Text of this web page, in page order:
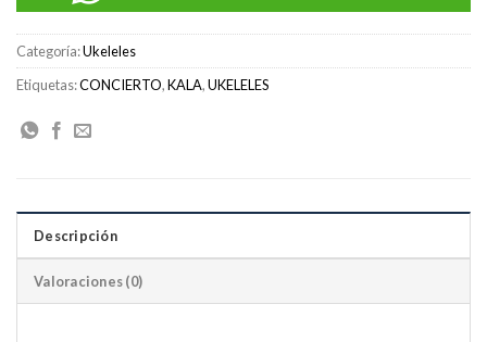
Categoría:Ukeleles
Etiquetas:CONCIERTO,KALA,UKELELES
Descripción
Valoraciones (0)